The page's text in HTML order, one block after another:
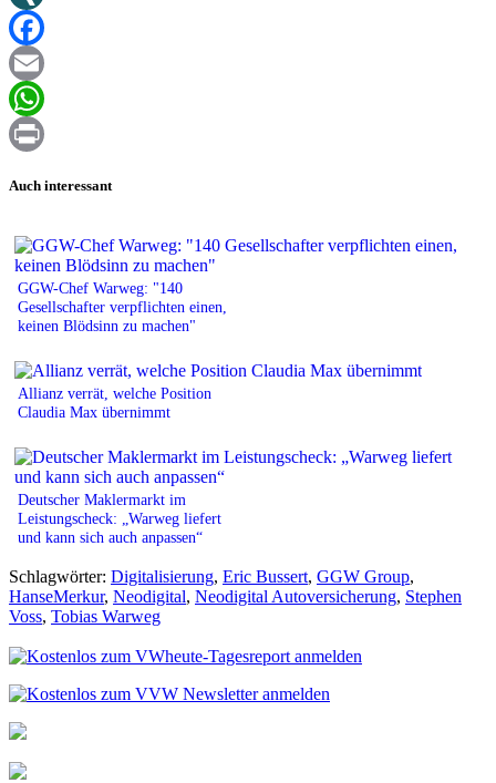
XING
Facebook
Email
WhatsApp
Auch interessant
GGW-Chef Warweg: "140
Gesellschafter verpflichten einen,
keinen Blödsinn zu machen"
Allianz verrät, welche Position
Claudia Max übernimmt
Deutscher Maklermarkt im
Leistungscheck: „Warweg liefert
und kann sich auch anpassen“
Schlagwörter: Digitalisierung, Eric Bussert, GGW Group,
HanseMerkur, Neodigital, Neodigital Autoversicherung, Stephen
Voss, Tobias Warweg